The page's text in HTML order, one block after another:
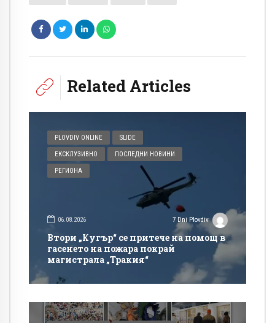
Related Articles
PLOVDIV ONLINE SLIDE
ЕКСКЛУЗИВНО ПОСЛЕДНИ НОВИНИ
РЕГИОНА
06.08.2026 7 Dni Plovdiv
Втори „Кугър“ се притече на помощ в
гасенето на пожара покрай
магистрала „Тракия“